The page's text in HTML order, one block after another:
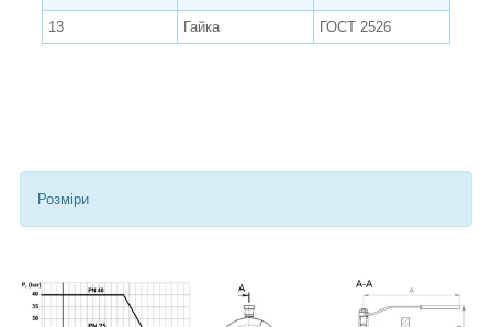
13
Гайка ГОСТ 2526
Розміри